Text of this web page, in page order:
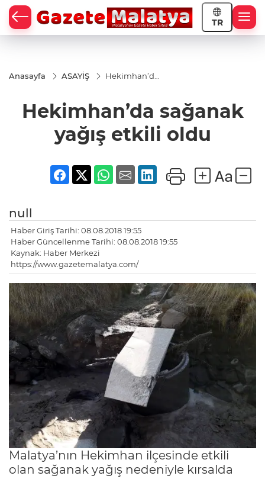
TR
Anasayfa ASAYİŞ
Hekimhan’da
Hekimhan’da sağanak
yağış etkili oldu
null
Haber Giriş Tarihi: 08.08.2018 19:55
Haber Güncellenme Tarihi: 08.08.2018 19:55
Kaynak: Haber Merkezi
https://www.gazetemalatya.com/
Malatya’nın Hekimhan ilçesinde etkili
olan sağanak yağış nedeniyle kırsalda